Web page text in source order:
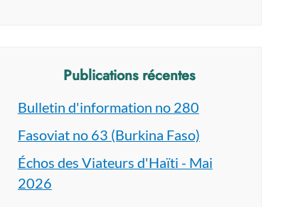
Publications récentes
Bulletin d'information no 280
Fasoviat no 63 (Burkina Faso)
Échos des Viateurs d'Haïti - Mai
2026